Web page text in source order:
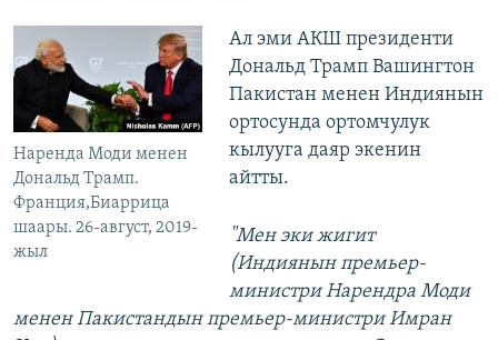
Наренда Моди менен
Дональд Трамп.
Франция,Биаррица
шаары. 26-август, 2019-
жыл
Ал эми АКШ президенти
Дональд Трамп Вашингтон
Пакистан менен Индиянын
ортосунда ортомчулук
кылууга даяр экенин
айтты.
"Мен эки жигит
(Индиянын премьер-
министри Нарендра Моди
менен Пакистандын премьер-министри Имран